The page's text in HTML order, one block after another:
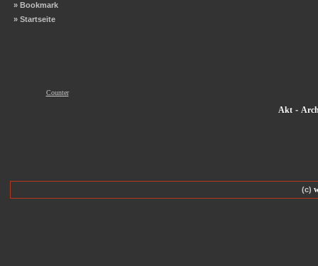
» Bookmark
» Startseite
Counter
Akt-
(c)